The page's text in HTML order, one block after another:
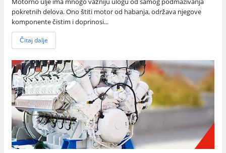
pokretnih delova. Ono štiti motor od habanja, održava njegove
komponente čistim i doprinosi...
Čitaj dalje